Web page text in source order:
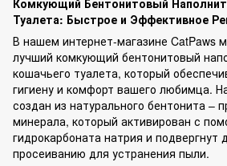
Комкующий Бентонитовый
Туалета: Быстрое и Эффективное
В нашем интернет-магазине CatPaws
лучший комкующий бентонитовый
кошачьего туалета, который
гигиену и комфорт вашего любимца.
создан из натурального бентонита –
минерала, который активирован с
гидрокарбоната натрия и подвергнут
просеиванию для устранения пыли.